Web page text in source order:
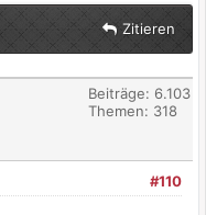
Zitieren
Beiträge: 6.103
Themen: 318
#110